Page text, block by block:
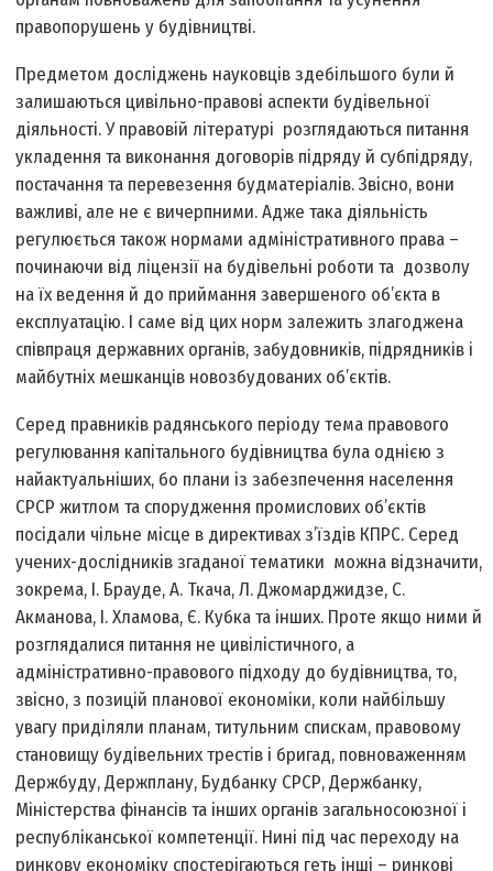
правопорушень у будівництві.
Предметом досліджень науковців здебільшого були й
залишаються цивільно-правові аспекти будівельної
діяльності. У правовій літературі розглядаються питання
укладення та виконання договорів підряду й субпідряду,
постачання та перевезення будматеріалів. Звісно, вони
важливі, але не є вичерпними. Адже така діяльність
регулюється також нормами адміністративного права –
починаючи від ліцензії на будівельні роботи та дозволу
на їх ведення й до приймання завершеного об’єкта в
експлуатацію. І саме від цих норм залежить злагоджена
співпраця державних органів, забудовників, підрядників і
майбутніх мешканців новозбудованих об’єктів.
Серед правників радянського періоду тема правового
регулювання капітального будівництва була однією з
найактуальніших, бо плани із забезпечення населення
СРСР житлом та спорудження промислових об’єктів
посідали чільне місце в директивах з’їздів КПРС. Серед
учених-дослідників згаданої тематики можна відзначити,
зокрема, І. Брауде, А. Ткача, Л. Джомарджидзе, С.
Акманова, І. Хламова, Є. Кубка та інших. Проте якщо ними й
розглядалися питання не цивілістичного, а
адміністративно-правового підходу до будівництва, то,
звісно, з позицій планової економіки, коли найбільшу
увагу приділяли планам, титульним спискам, правовому
становищу будівельних трестів і бригад, повноваженням
Держбуду, Держплану, Будбанку СРСР, Держбанку,
Міністерства фінансів та інших органів загальносоюзної і
республіканської компетенції. Нині під час переходу на
ринкову економіку спостерігаються геть інші – ринкові